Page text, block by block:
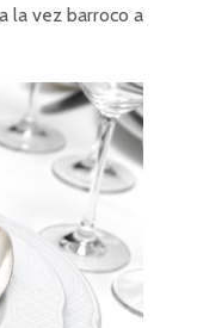
la vez barroco a